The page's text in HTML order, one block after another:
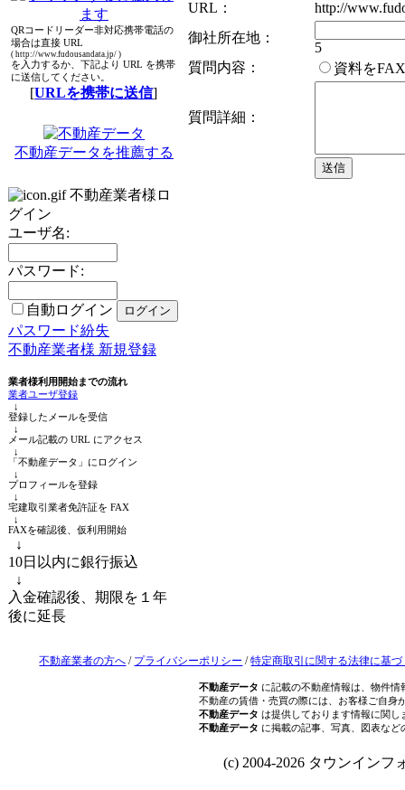
QRコードリーダー非対応携帯電話の
場合は直接 URL
( http://www.fudousandata.jp/ )
を入力するか、下記より URL を携帯
に送信してください。
[URLを携帯に送信]
不動産データを推薦する
不動産業者様ロ
グイン
ユーザ名:
パスワード:
自動ログイン
パスワード紛失
不動産業者様 新規登録
業者様利用開始までの流れ
業者ユーザ登録
↓
登録したメールを受信
↓
メール記載の URL にアクセス
↓
「不動産データ」にログイン
↓
プロフィールを登録
↓
宅建取引業者免許証を FAX
↓
FAXを確認後、仮利用開始
↓
10日以内に銀行振込
↓
入金確認後、期限を１年
後に延長
URL：
http://
御社所在地：
5
質問内容：
資料を
質問詳細：
不動産業者の方へ / プライバシーポリシー /特定商取引に関する法律に基
不動産データ に記載の不動産情報は、物件
不動産の賃借・売買の際には、お客様ご自身
不動産データ は提供しております情報に関し
不動産データ に掲載の記事、写真、図表な
(c) 2004-2026 タウンインフ